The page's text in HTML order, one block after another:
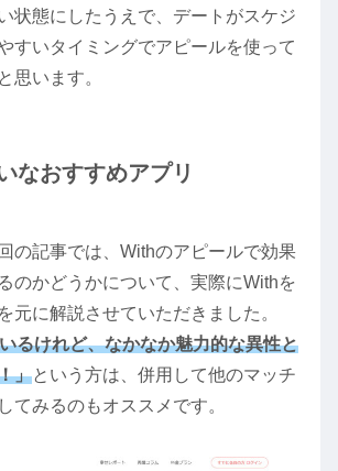
状態にしたうえで、デートがスケジ
すいタイミングでアピールを使って
思います。
なおすすめアプリ
の記事では、Withのアピールで効果
のかどうかについて、実際にWithを
元に解説させていただきました。
るけれど、なかなか魅力的な異性と
」という方は、併用して他のマッチ
てみるのもオススメです。